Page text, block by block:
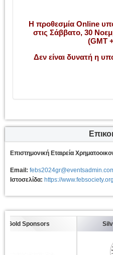
Η προθεσμία Online
στις Σάββατο, 30
(GMT
Δεν είναι δυνατή η
Επιστημονική Εταιρεία
Email:
Ιστοσελίδα: https://www.febsociety.org
Sponsors